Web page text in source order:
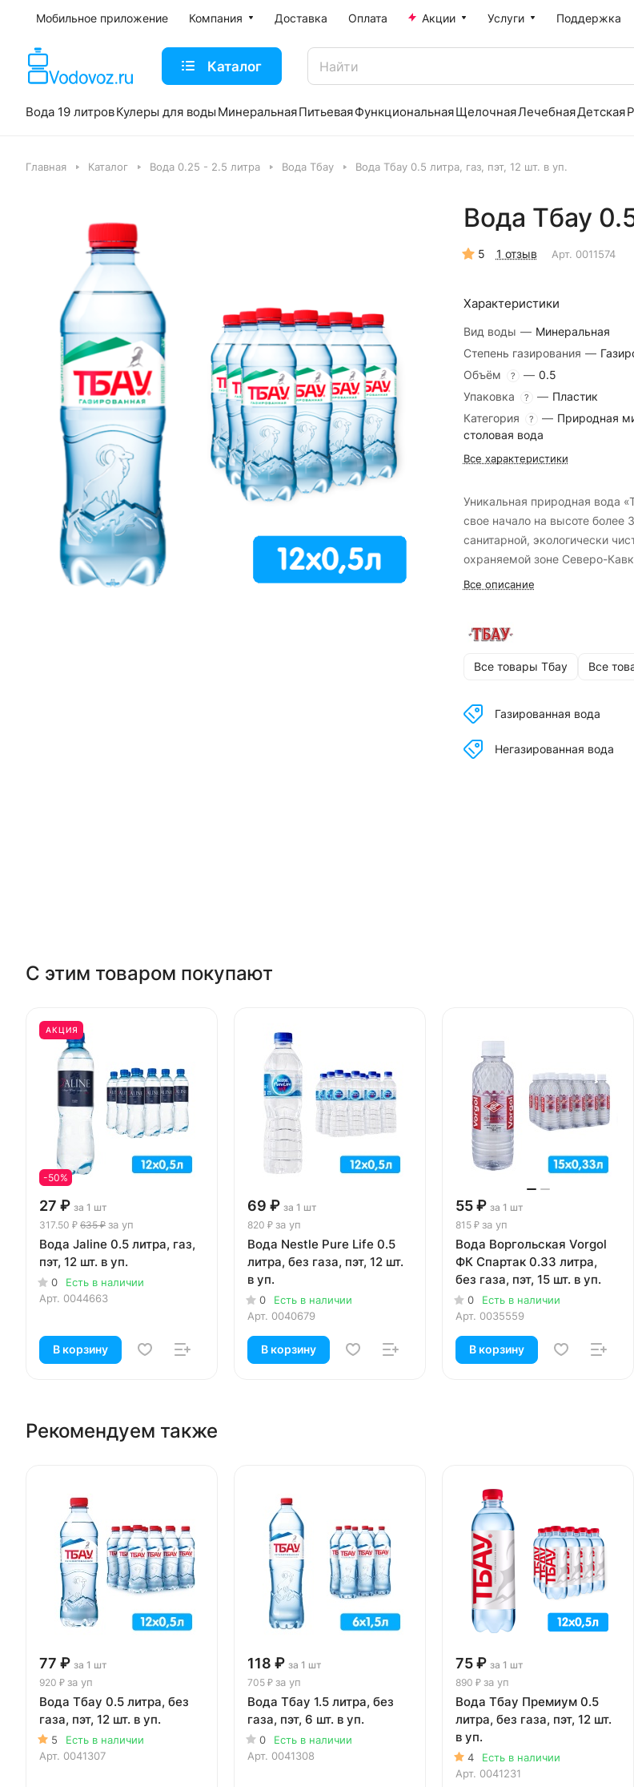
Мобильное приложение Компания Доставка Оплата Акции Услуги Поддержка
Каталог
Вода 19 литровКулеры для воды МинеральнаяПитьеваяФункциональнаяЩелочнаяЛечебнаяДетская
Главная Каталог Вода 0.25 - 2.5 литра Вода Тбау Вода Тбау 0.5 литра, газ, пэт, 12 шт. в уп.
Вода Тбау
5 1 отзыв Арт. 0011574
Характеристики
Вид воды — Минеральная
Степень газирования —
Объём
? — 0.5
Упаковка
? — Пластик
Категория
? — Природная
столовая вода
Все характеристики
Уникальная природная вода
свое начало на высоте более
санитарной, экологически
охраняемой зоне Северо-
заповедника.
Все описание
Все товары Тбау Все
Газированная вода
Негазированная вода
С этим товаром покупают
АКЦИЯ
-50%
27 ₽ за 1 шт
317.50 ₽ 635 ₽ за уп
Вода Jaline 0.5 литра, газ,
пэт, 12 шт. в уп.
0
Есть в наличии
Арт. 0044663
В корзину
69 ₽ за 1 шт
820 ₽ за уп
Вода Nestle Pure Life 0.5
литра, без газа, пэт, 12 шт.
в уп.
0
Есть в наличии
Арт. 0040679
В корзину
55 ₽ за 1 шт
815 ₽ за уп
Вода Воргольская Vorgol
ФК Спартак 0.33 литра,
без газа, пэт, 15 шт. в уп.
0
Есть в наличии
Арт. 0035559
В корзину
Рекомендуем также
77 ₽ за 1 шт
920 ₽ за уп
Вода Тбау 0.5 литра, без
газа, пэт, 12 шт. в уп.
5
Есть в наличии
Арт. 0041307
118 ₽ за 1 шт
705 ₽ за уп
Вода Тбау 1.5 литра, без
газа, пэт, 6 шт. в уп.
0
Есть в наличии
Арт. 0041308
75 ₽ за 1 шт
890 ₽ за уп
Вода Тбау Премиум 0.5
литра, без газа, пэт, 12 шт.
в уп.
4
Есть в наличии
Арт. 0041231